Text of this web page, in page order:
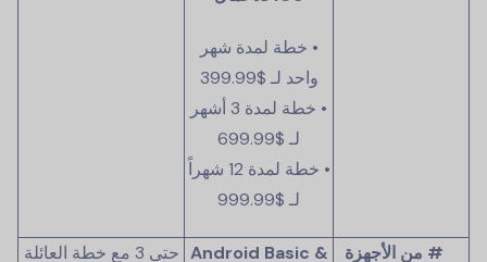
• خطة لمدة شهر
واحد لـ $399.99
• خطة لمدة 3 أشهر
لـ $699.99
• خطة لمدة 12 شهراً
لـ $999.99
# من الأجهزة
Android Basic & حتى 3 مع خطة العائلة